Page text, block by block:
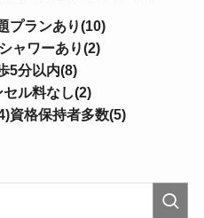
プランあり(10)
ャワーあり(2)
5分以内(8)
ル料なし(2)
資格保持者多数(5)